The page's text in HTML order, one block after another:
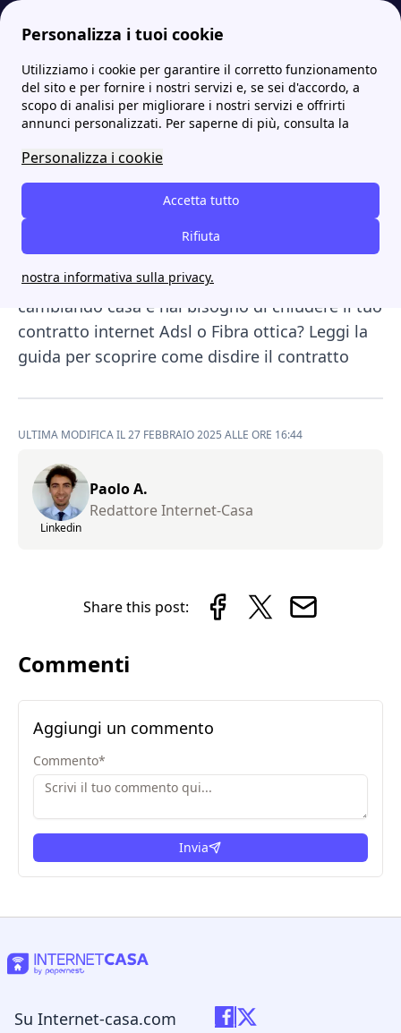
Personalizza i tuoi cookie
Utilizziamo i cookie per garantire il corretto funzionamento
del sito e per fornire i nostri servizi e, se sei d'accordo, a
scopo di analisi per migliorare i nostri servizi e offrirti
annunci personalizzati. Per saperne di più, consulta la
Personalizza i cookie
Accetta tutto
Rifiuta
nostra informativa sulla privacy.
Internet Casa Disdetta contratto internet telefono: guida su come farla
Disdetta contratto
internet telefono: guida su
come farla
Da un po' di tempo sei insoddisfatto del
servizio offerto dal tuo operatore e vorresti
valutare di cambiare provider, oppure stai
cambiando casa e hai bisogno di chiudere il tuo
contratto internet Adsl o Fibra ottica? Leggi la
guida per scoprire come disdire il contratto
ULTIMA MODIFICA IL 27 FEBBRAIO 2025 ALLE ORE 16:44
Linkedin
Paolo A.
Redattore Internet-Casa
Share this post:
Commenti
Aggiungi un commento
Commento*
Invia
Su Internet-casa.com